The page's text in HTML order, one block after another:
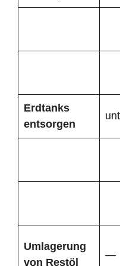
Erdtanks
entsorgen
Umlagerung
von Restöl
—